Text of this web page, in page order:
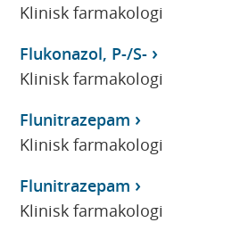
Klinisk farmakologi
Flukonazol, P-/S-
Klinisk farmakologi
Flunitrazepam
Klinisk farmakologi
Flunitrazepam
Klinisk farmakologi